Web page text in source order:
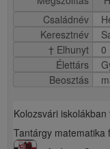
Családnév
Keresztnév
† Elhunyt
0
Élettárs
Beosztás
Kolozsvári iskolákban
Tantárgy matematika